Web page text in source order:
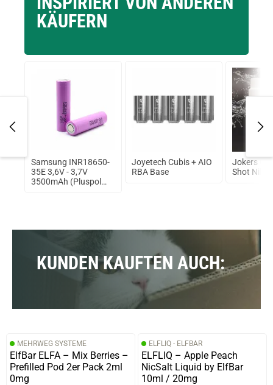
KÄUFERN
Samsung INR18650-
35E 3,6V - 3,7V
3500mAh (Pluspol
Joyetech Cubis + AIO
RBA Base
Jokers
Shot
KUNDEN KAUFTEN AUCH:
MEHRWEG SYSTEME
ElfBar ELFA – Mix Berries –
Prefilled Pod 2er Pack 2ml
0mg
ELFLIQ - ELFBAR
ELFLIQ – Apple Peach
NicSalt Liquid by ElfBar
10ml / 20mg